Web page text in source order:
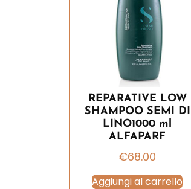
REPARATIVE LOW
SHAMPOO SEMI DI
LINO1000 ml
ALFAPARF
€68.00
Aggiungi al carrello